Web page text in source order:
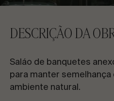
CONTACTE-NOS
DESCRIÇÃO DA
Saláo de banquetes
para manter
ambiente natural.